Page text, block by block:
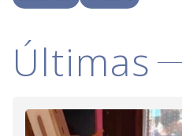
Últimas